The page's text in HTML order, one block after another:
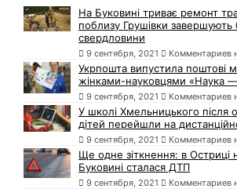
На Буковині триває ремонт
поблизу Грушівки завершують
свердловини
9 сентября, 2021 Комментариев
Укрпошта випустила поштові
жінками-науковцями «Наука
9 сентября, 2021 Комментариев
У школі Хмельницького після
дітей перейшли на
9 сентября, 2021 Комментариев
Ще одне зіткнення: в Остриці
Буковині сталася ДТП
9 сентября, 2021 Комментариев